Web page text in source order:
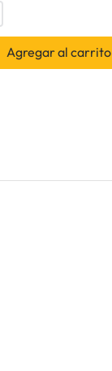
Agregar al carrito